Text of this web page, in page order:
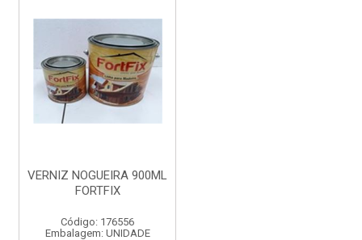
VERNIZ NOGUEIRA 900ML
FORTFIX
Código: 176556
Embalagem: UNIDADE